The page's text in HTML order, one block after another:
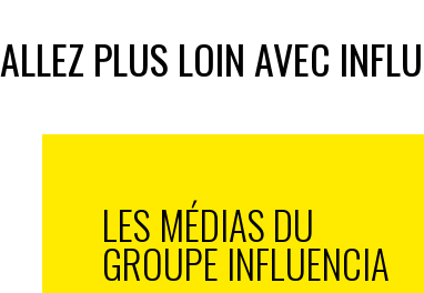
ALLEZ PLUS LOIN AVEC
LES MÉDIAS DU
GROUPE INFLUENCIA